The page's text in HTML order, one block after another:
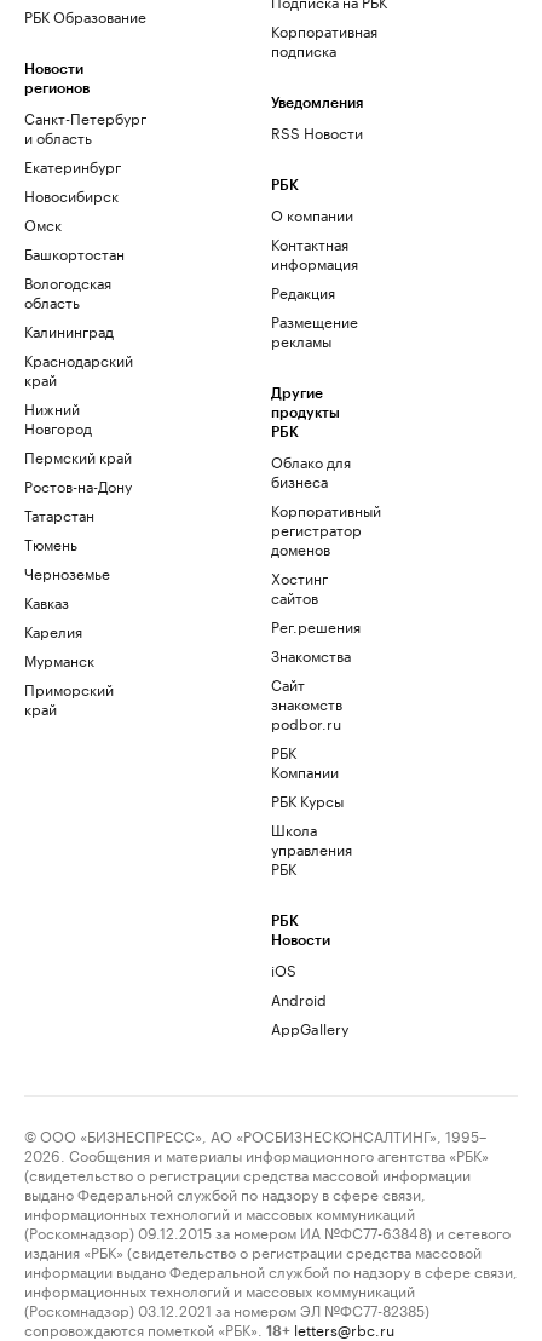
РБК Образование
Новости
регионов
Санкт-Петербург
и область
Екатеринбург
Новосибирск
Омск
Башкортостан
Вологодская
область
Калининград
Краснодарский
край
Нижний
Новгород
Пермский край
Ростов-на-Дону
Татарстан
Тюмень
Черноземье
Кавказ
Карелия
Мурманск
Приморский
край
Корпоративная
подписка
Уведомления
RSS Новости
РБК
О компании
Контактная
информация
Редакция
Размещение
рекламы
Другие
продукты
РБК
Облако для
бизнеса
Корпоративный
регистратор
доменов
Хостинг
сайтов
Рег.решения
Знакомства
Сайт
знакомств
podbor.ru
РБК
Компании
РБК Курсы
Школа
управления
РБК
РБК
Новости
iOS
Android
AppGallery
© ООО «БИЗНЕСПРЕСС», АО «РОСБИЗНЕСКОНСАЛТИНГ», 1995–
2026. Сообщения и материалы информационного агентства «РБК»
(свидетельство о регистрации средства массовой информации
выдано Федеральной службой по надзору в сфере связи,
информационных технологий и массовых коммуникаций
(Роскомнадзор) 09.12.2015 за номером ИА №ФС77-63848) и сетевого
издания «РБК» (свидетельство о регистрации средства массовой
информации выдано Федеральной службой по надзору в сфере связи,
информационных технологий и массовых коммуникаций
(Роскомнадзор) 03.12.2021 за номером ЭЛ №ФС77-82385)
сопровождаются пометкой «РБК».
18+ letters@rbc.ru